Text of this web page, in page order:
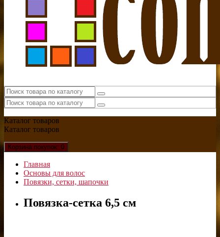
Каталог товаров
Каталог товаров
Корзина покупок: 0
Главная
Основы для волос
Повязки, сетки, шапочки
Повязка-сетка 6,5 см